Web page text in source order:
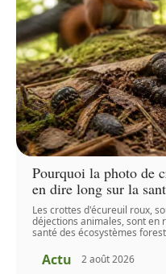
Pourquoi la photo de
en dire long sur la
Les crottes d'écureuil roux,
déjections animales, sont en
santé des écosystèmes
Actu 2 août 2026